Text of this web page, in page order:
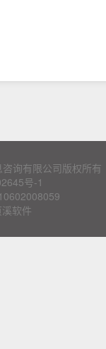
询有限公司版权所有
号-1
软件